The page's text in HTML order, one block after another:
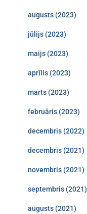
augusts (2023)
jūlijs (2023)
maijs (2023)
aprīlis (2023)
marts (2023)
februāris (2023)
decembris (2022)
decembris (2021)
novembris (2021)
septembris (2021)
augusts (2021)